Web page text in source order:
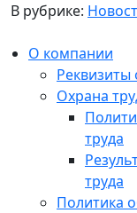
В рубрике:
О компании
Реквизиты
Охрана
труда
труда
Политика